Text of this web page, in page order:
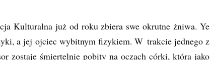
Kulturalna już od roku zbiera swe okrutne żniwa. Ye
a jej ojciec wybitnym fizykiem. W trakcie jednego z
zostaje śmiertelnie pobity na oczach córki, która jako